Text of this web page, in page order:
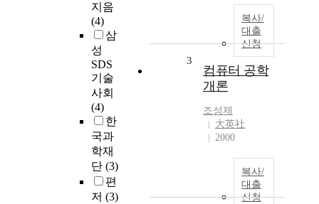
지음
(4)
삼
성
SDS
기술
사회
(4)
한
국과
학재
단 (3)
편
저 (3)
복사/
대출
신청
3
컴퓨터 공학
개론
조성제
大英社
2000
복사/
대출
신청